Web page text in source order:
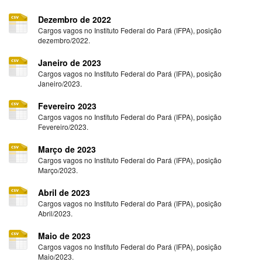
Dezembro de 2022
Cargos vagos no Instituto Federal do Pará (IFPA), posição
dezembro/2022.
Janeiro de 2023
Cargos vagos no Instituto Federal do Pará (IFPA), posição
Janeiro/2023.
Fevereiro 2023
Cargos vagos no Instituto Federal do Pará (IFPA), posição
Fevereiro/2023.
Março de 2023
Cargos vagos no Instituto Federal do Pará (IFPA), posição
Março/2023.
Abril de 2023
Cargos vagos no Instituto Federal do Pará (IFPA), posição
Abril/2023.
Maio de 2023
Cargos vagos no Instituto Federal do Pará (IFPA), posição
Maio/2023.